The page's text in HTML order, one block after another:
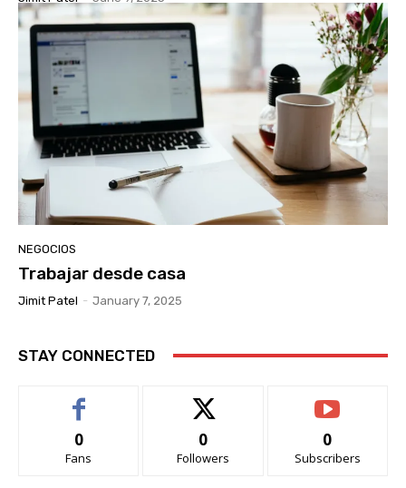
NEGOCIOS
Trabajar desde casa
Jimit Patel - January 7, 2025
STAY CONNECTED
0
Fans
0
Followers
0
Subscribers